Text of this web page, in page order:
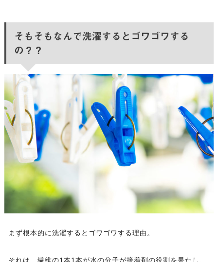
そもそもなんで洗濯するとゴワゴワする
の？？
まず根本的に洗濯するとゴワゴワする理由。
それは、繊維の1本1本が水の分子が接着剤の役割を果たし、